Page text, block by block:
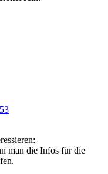
man die Infos für die